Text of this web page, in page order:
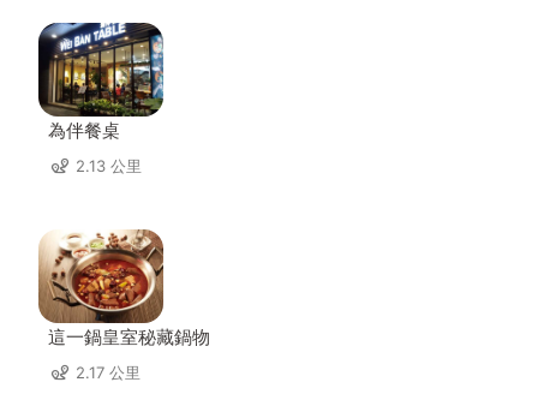
為伴餐桌
2.13 公里
這一鍋皇室秘藏鍋物
2.17 公里